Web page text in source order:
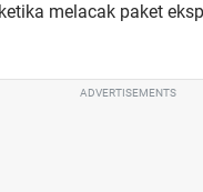
melacak paket
ADVERTISEMENTS